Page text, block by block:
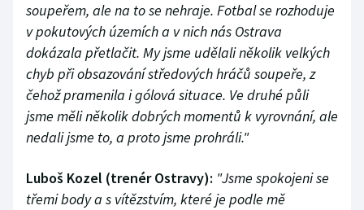
soupeřem, ale na to se nehraje. Fotbal se rozhoduje
v pokutových územích a v nich nás Ostrava
dokázala přetlačit. My jsme udělali několik velkých
chyb při obsazování středových hráčů soupeře, z
čehož pramenila i gólová situace. Ve druhé půli
jsme měli několik dobrých momentů k vyrovnání, ale
nedali jsme to, a proto jsme prohráli."
Luboš Kozel (trenér Ostravy): "Jsme spokojeni se
třemi body a s vítězstvím, které je podle mě